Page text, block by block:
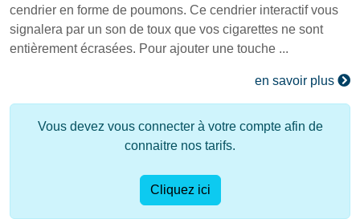
cendrier en forme de poumons. Ce cendrier interactif vous
signalera par un son de toux que vos cigarettes ne sont
entièrement écrasées. Pour ajouter une touche ...
en savoir plus
Vous devez vous connecter à votre compte afin de
connaitre nos tarifs.
Cliquez ici